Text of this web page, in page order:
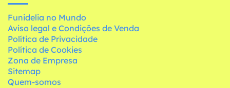
Funidelia no Mundo
Aviso legal e Condições de Venda
Política de Privacidade
Política de Cookies
Zona de Empresa
Sitemap
Quem-somos